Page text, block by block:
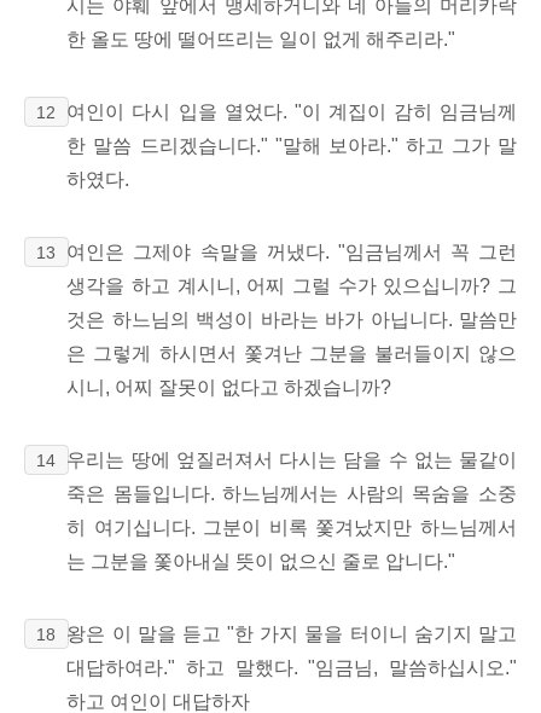
시는 야훼 앞에서 맹세하거니와 네 아들의 머리카락
한 올도 땅에 떨어뜨리는 일이 없게 해주리라."
12
여인이 다시 입을 열었다. "이 계집이 감히 임금님께
한 말씀 드리겠습니다." "말해 보아라." 하고 그가 말
하였다.
13
여인은 그제야 속말을 꺼냈다. "임금님께서 꼭 그런
생각을 하고 계시니, 어찌 그럴 수가 있으십니까? 그
것은 하느님의 백성이 바라는 바가 아닙니다. 말씀만
은 그렇게 하시면서 쫓겨난 그분을 불러들이지 않으
시니, 어찌 잘못이 없다고 하겠습니까?
14
우리는 땅에 엎질러져서 다시는 담을 수 없는 물같이
죽은 몸들입니다. 하느님께서는 사람의 목숨을 소중
히 여기십니다. 그분이 비록 쫓겨났지만 하느님께서
는 그분을 쫓아내실 뜻이 없으신 줄로 압니다."
18
왕은 이 말을 듣고 "한 가지 물을 터이니 숨기지 말고
대답하여라." 하고 말했다. "임금님, 말씀하십시오."
하고 여인이 대답하자